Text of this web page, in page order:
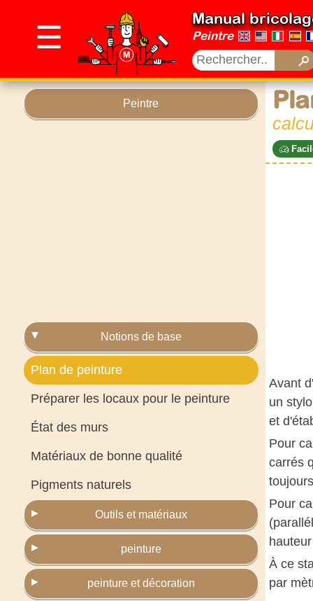
☰
Manual
Peintre
Peintre
Notions de base
Plan de peinture
Préparer les locaux pour le peinture
État des murs
Matériaux de bonne qualité
Pigments naturels
Outils et matériaux
peinture
peinture et décoration
Avant
un
et
Pour
carrés
Pour
À ce
par